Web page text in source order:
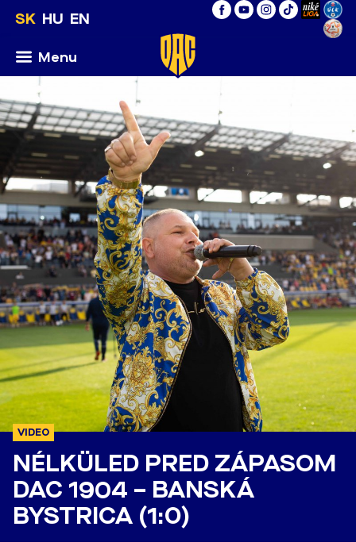
SK HU EN
Menu
VIDEO
NÉLKÜLED PRED ZÁPASOM
DAC 1904 – BANSKÁ
BYSTRICA (1:0)